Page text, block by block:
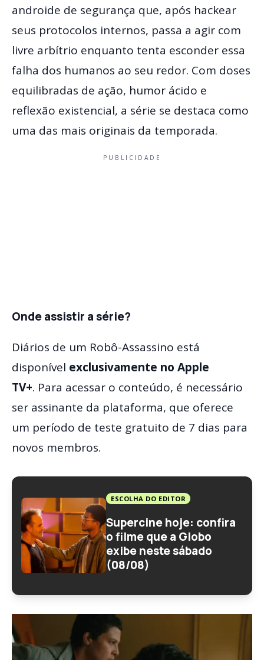
androide de segurança que, após hackear
seus protocolos internos, passa a agir com
livre arbítrio enquanto tenta esconder essa
falha dos humanos ao seu redor. Com doses
equilibradas de ação, humor ácido e
reflexão existencial, a série se destaca como
uma das mais originais da temporada.
PUBLICIDADE
Onde assistir a série?
Diários de um Robô-Assassino está
disponível exclusivamente no Apple
TV+. Para acessar o conteúdo, é necessário
ser assinante da plataforma, que oferece
um período de teste gratuito de 7 dias para
novos membros.
ESCOLHA DO EDITOR
Supercine hoje: confira
o filme que a Globo
exibe neste sábado
(08/08)